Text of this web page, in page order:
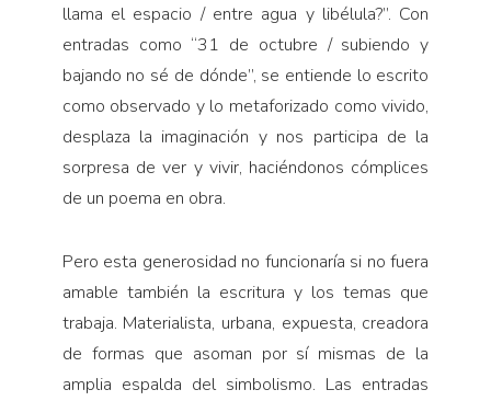
llama el espacio / entre agua y libélula?”. Con
entradas como “31 de octubre / subiendo y
bajando no sé de dónde”, se entiende lo escrito
como observado y lo metaforizado como vivido,
desplaza la imaginación y nos participa de la
sorpresa de ver y vivir, haciéndonos cómplices
de un poema en obra.
Pero esta generosidad no funcionaría si no fuera
amable también la escritura y los temas que
trabaja. Materialista, urbana, expuesta, creadora
de formas que asoman por sí mismas de la
amplia espalda del simbolismo. Las entradas